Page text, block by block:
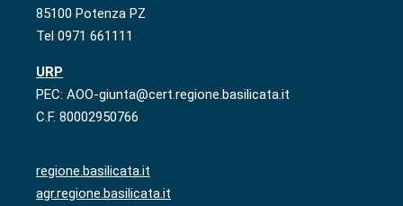
85100 Potenza PZ
Tel 0971 661111
URP
PEC: AOO-giunta@cert.regione.basilicata.it
C.F. 80002950766
regione.basilicata.it
agr.regione.basilicata.it